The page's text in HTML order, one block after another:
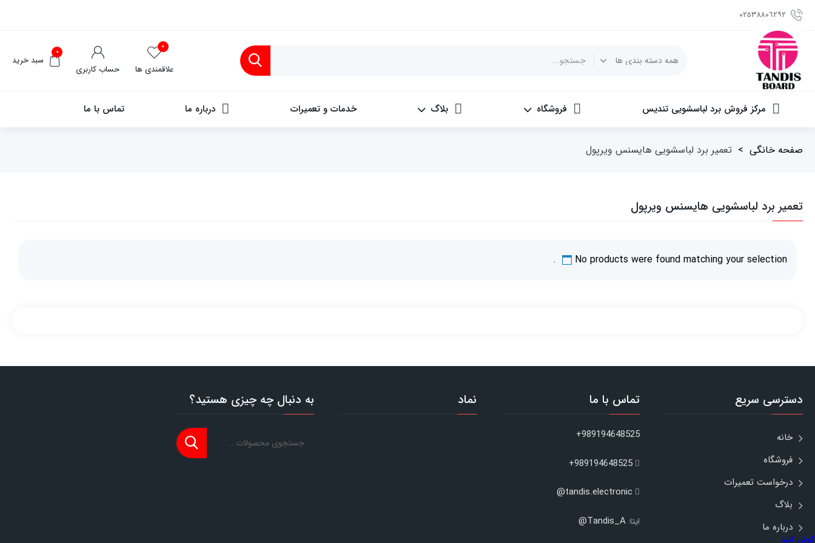
٠٢٥٣٨٨٠٦٢٩٢
۰
سبد خرید
حساب کاربری
۰
علاقمندی ها
مرکز فروش برد لباسشویی تندیس فروشگاه بلاگ خدمات و تعمیرات درباره ما تماس با ما
صفحه خانگی > تعمیر برد لباسشویی هایسنس ویرپول
تعمیر برد لباسشویی هایسنس ویرپول
No products were found matching your selection.
دسترسی سریع
خانه
فروشگاه
درخواست تعمیرات
بلاگ
درباره ما
گوش کنید
تماس با ما
989194648525+
989194648525+
tandis.electronic@
ایتا: Tandis_A@
نماد به دنبال چه چیزی هستید؟